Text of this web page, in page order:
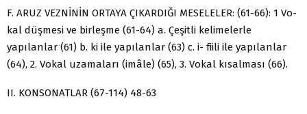
F. ARUZ VEZNİNİN ORTAYA ÇIKARDIĞI MESELELER: (61-66): 1 Vo­
kal düşmesi ve birleşme (61-64) a. Çeşitli kelimelerle
yapılanlar (61) b. ki ile ya­pılanlar (63) c. i- fiili ile yapılanlar
(64), 2. Vokal uzamaları (imâle) (65), 3. Vo­kal kısalması (66).
II. KONSONATLAR (67-114) 48-63